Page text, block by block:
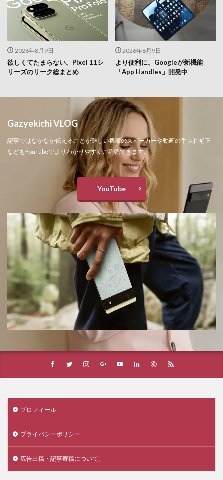
2026年8月9日
欲しくてたまらない。Pixel 11シ
リーズのリーク総まとめ
2026年8月9日
より便利に。Googleが新機能
「App Handles」開発中
Gazyekichi VLOG
記事ではなかなか伝えることが難しい機種のスピーカーや動画の手ぶれ補正
などをYouTubeでよりわかりやすくご確認できます。
YouTube
プロフィール
プライバシーポリシー
広告出稿・記事寄稿について。